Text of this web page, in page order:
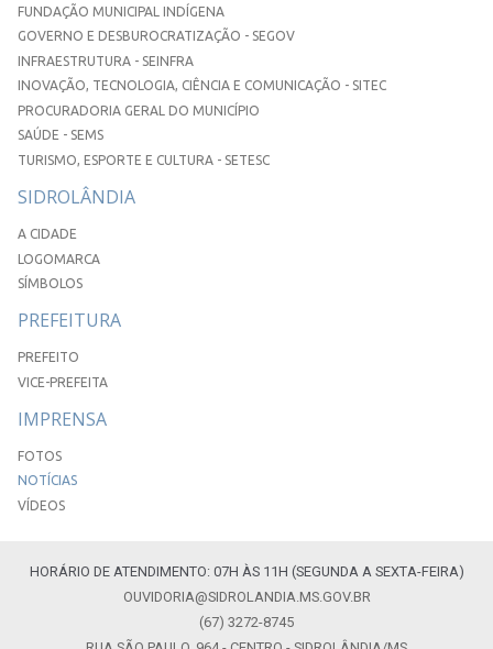
FUNDAÇÃO MUNICIPAL INDÍGENA
GOVERNO E DESBUROCRATIZAÇÃO - SEGOV
INFRAESTRUTURA - SEINFRA
INOVAÇÃO, TECNOLOGIA, CIÊNCIA E COMUNICAÇÃO - SITEC
PROCURADORIA GERAL DO MUNICÍPIO
SAÚDE - SEMS
TURISMO, ESPORTE E CULTURA - SETESC
SIDROLÂNDIA
A CIDADE
LOGOMARCA
SÍMBOLOS
PREFEITURA
PREFEITO
VICE-PREFEITA
IMPRENSA
FOTOS
NOTÍCIAS
VÍDEOS
HORÁRIO DE ATENDIMENTO: 07H ÀS 11H (SEGUNDA A SEXTA-FEIRA)
OUVIDORIA@SIDROLANDIA.MS.GOV.BR
(67) 3272-8745